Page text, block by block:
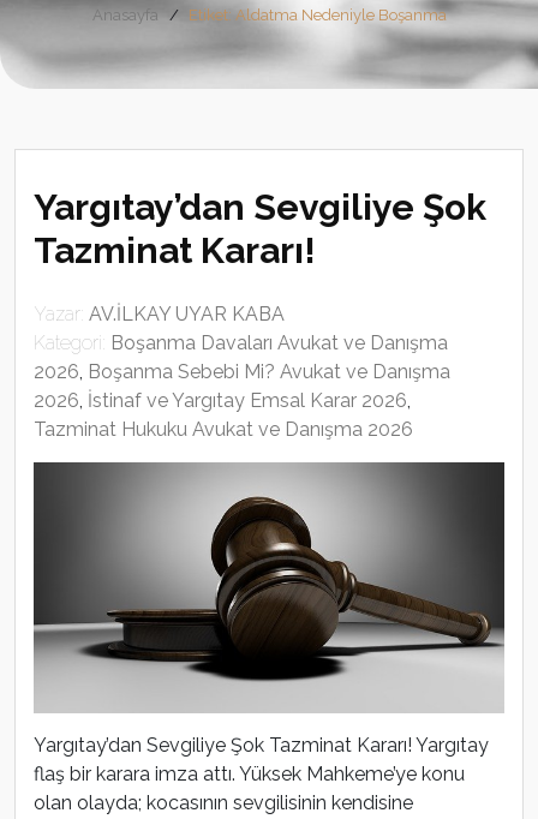
Anasayfa Etiket: Aldatma Nedeniyle Boşanma
Yargıtay’dan Sevgiliye Şok
Tazminat Kararı!
Yazar: AV.İLKAY UYAR KABA
Kategori: Boşanma Davaları Avukat ve Danışma
2026, Boşanma Sebebi Mi? Avukat ve Danışma
2026, İstinaf ve Yargıtay Emsal Karar 2026,
Tazminat Hukuku Avukat ve Danışma 2026
Yargıtay’dan Sevgiliye Şok Tazminat Kararı! Yargıtay
flaş bir karara imza attı. Yüksek Mahkeme’ye konu
olan olayda; kocasının sevgilisinin kendisine